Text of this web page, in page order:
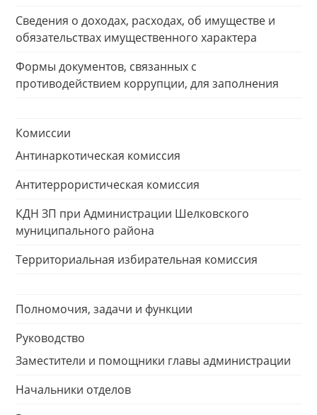
Сведения о доходах, расходах, об имуществе и
обязательствах имущественного характера
Формы документов, связанных с
противодействием коррупции, для заполнения
Комиссии
Антинаркотическая комиссия
Антитеррористическая комиссия
КДН ЗП при Администрации Шелковского
муниципального района
Территориальная избирательная комиссия
Полномочия, задачи и функции
Руководство
Заместители и помощники главы администрации
Начальники отделов